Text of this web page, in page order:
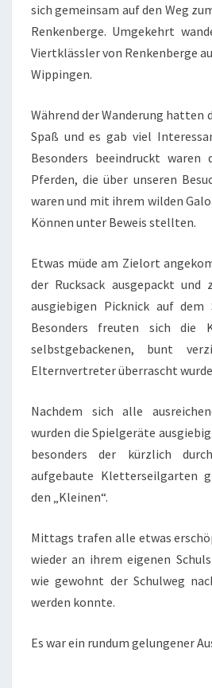
sich gemeinsam auf den Weg
Renkenberge. Umgekehrt
Viertklässler von Renkenberge
Wippingen.
Während der Wanderung hatten
Spaß und es gab viel
Besonders beeindruckt waren
Pferden, die über unseren
waren und mit ihrem wilden
Können unter Beweis stellten.
Etwas müde am Zielort
der Rucksack ausgepackt
ausgiebigen Picknick auf dem
Besonders freuten sich die
selbstgebackenen, bunt
Elternvertreter überrascht
Nachdem sich alle
wurden die Spielgeräte
besonders der kürzlich
aufgebaute Kletterseilgarten
den „Kleinen“.
Mittags trafen alle etwas
wieder an ihrem eigenen
wie gewohnt der Schulweg
werden konnte.
Es war ein rundum gelungener